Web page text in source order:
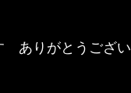
ありがとうござい